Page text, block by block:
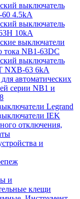
выключатель
4.5kA
выключатель
10kA
выключатели
тока NB1-63DC
выключатель
NXB-63 6kA
автоматических
серии NB1 и
Legrand
IEK
отключения,
и
и
клещи